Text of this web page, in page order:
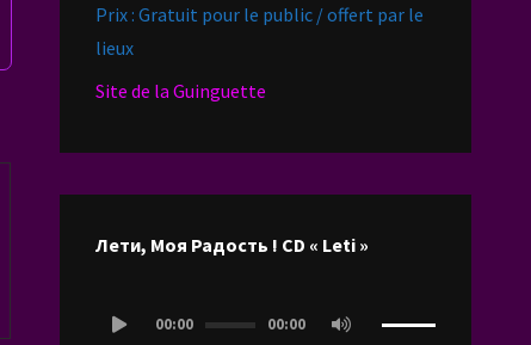
Prix : Gratuit pour le public / offert par le
lieux
Site de la Guinguette
Лети, Моя Радость ! CD « Leti »
audio
00:00 00:00